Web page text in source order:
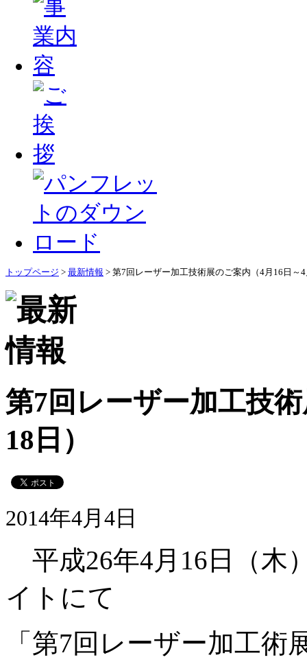
トップページ > 最新情報 > 第7回レーザー加工技術展のご案内（4月16日～
第7回レーザー加工技
18日）
2014年4月4日
平成26年4月 16 日（木
イトにて
「第7回レーザー加工術